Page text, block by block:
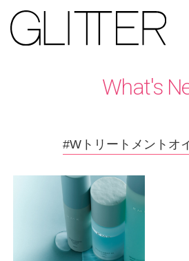
What's
#Wトリートメントオ